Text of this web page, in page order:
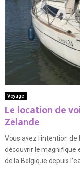
Voyage
Le location de
Zélande
Vous avez l’intention
découvrir le magnifique
de la Belgique depuis